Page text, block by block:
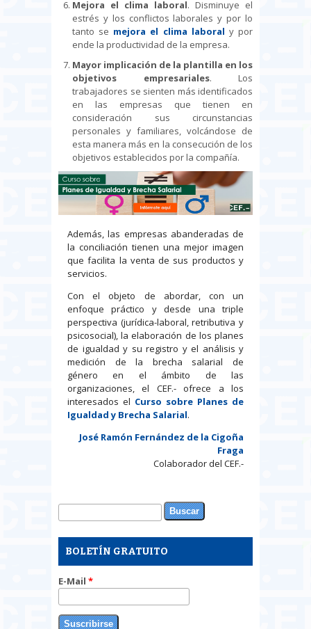
Mejora el clima laboral. Disminuye el
estrés y los conflictos laborales y por lo
tanto se mejora el clima laboral y por
ende la productividad de la empresa.
Mayor implicación de la plantilla en los
objetivos empresariales. Los
trabajadores se sienten más identificados
en las empresas que tienen en
consideración sus circunstancias
personales y familiares, volcándose de
esta manera más en la consecución de los
objetivos establecidos por la compañía.
Además, las empresas abanderadas de
la conciliación tienen una mejor imagen
que facilita la venta de sus productos y
servicios.
Con el objeto de abordar, con un
enfoque práctico y desde una triple
perspectiva (jurídica-laboral, retributiva y
psicosocial), la elaboración de los planes
de igualdad y su registro y el análisis y
medición de la brecha salarial de
género en el ámbito de las
organizaciones, el CEF.- ofrece a los
interesados el Curso sobre Planes de
Igualdad y Brecha Salarial.
José Ramón Fernández de la Cigoña
Fraga
Colaborador del CEF.-
Formulario de búsqueda
Buscar
BOLETÍN GRATUITO
E-Mail *